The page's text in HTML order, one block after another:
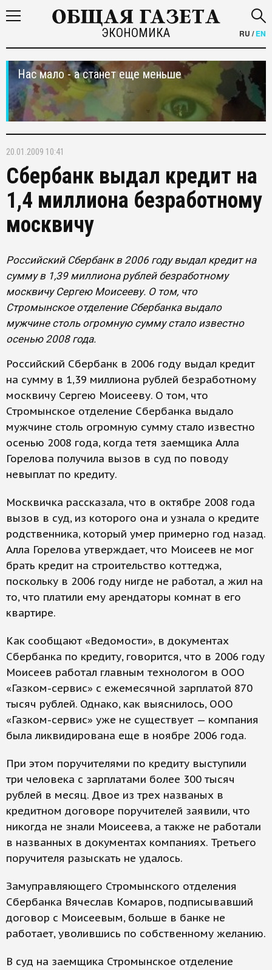
ЭКОНОМИКА RU /EN
Нас мало - а станет еще меньше
20.01.2009 10:41
Сбербанк выдал кредит на
1,4 миллиона безработному
москвичу
Российский Сбербанк в 2006 году выдал кредит на
сумму в 1,39 миллиона рублей безработному
москвичу Сергею Моисееву. О том, что
Стромынское отделение Сбербанка выдало
мужчине столь огромную сумму стало известно
осенью 2008 года.
Российский Сбербанк в 2006 году выдал кредит
на сумму в 1,39 миллиона рублей безработному
москвичу Сергею Моисееву. О том, что
Стромынское отделение Сбербанка выдало
мужчине столь огромную сумму стало известно
осенью 2008 года, когда тетя заемщика Алла
Горелова получила вызов в суд по поводу
невыплат по кредиту.
Москвичка рассказала, что в октябре 2008 года
вызов в суд, из которого она и узнала о кредите
родственника, который умер примерно год назад.
Алла Горелова утверждает, что Моисеев не мог
брать кредит на строительство коттеджа,
поскольку в 2006 году нигде не работал, а жил на
то, что платили ему арендаторы комнат в его
квартире.
Как сообщают «Ведомости», в документах
Сбербанка по кредиту, говорится, что в 2006 году
Моисеев работал главным технологом в ООО
«Газком-сервис» c ежемесячной зарплатой 870
тысяч рублей. Однако, как выяснилось, ООО
«Газком-сервис» уже не существует — компания
была ликвидирована еще в ноябре 2006 года.
При этом поручителями по кредиту выступили
три человека с зарплатами более 300 тысяч
рублей в месяц. Двое из трех названых в
кредитном договоре поручителей заявили, что
никогда не знали Моисеева, а также не работали
в названных в документах компаниях. Третьего
поручителя разыскать не удалось.
Замуправляющего Стромынского отделения
Сбербанка Вячеслав Комаров, подписывавший
договор с Моисеевым, больше в банке не
работает, уволившись по собственному желанию.
В суд на заемщика Стромынское отделение